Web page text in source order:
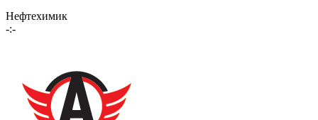
Нефтехимик
-:-